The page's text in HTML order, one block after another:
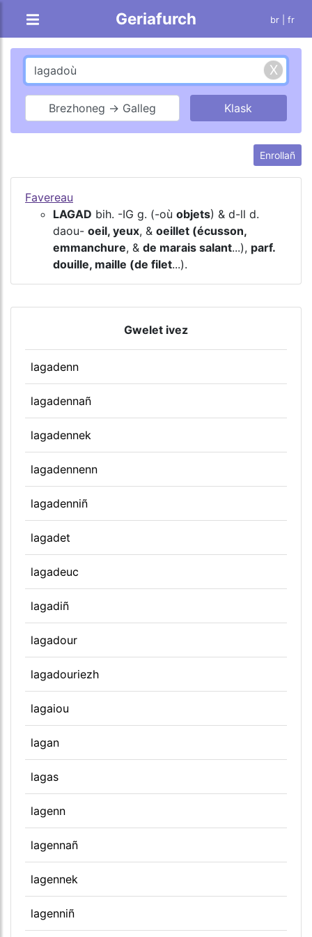
Geriafurch br | fr
Brezhoneg → Galleg
Enrollañ
Favereau
LAGAD bih. -IG g. (-où objets) & d-ll d.
daou- oeil, yeux, & oeillet (écusson,
emmanchure, & de marais salant...), parf.
douille, maille (de filet...).
Gwelet ivez
lagadenn
lagadennañ
lagadennek
lagadennenn
lagadenniñ
lagadet
lagadeuc
lagadiñ
lagadour
lagadouriezh
lagaiou
lagan
lagas
lagenn
lagennañ
lagennek
lagenniñ